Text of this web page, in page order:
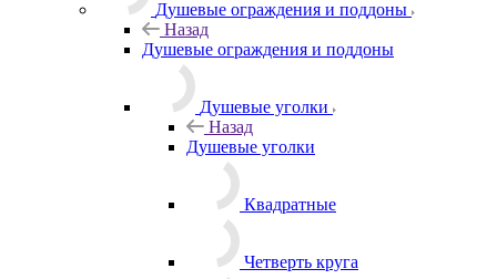
Душевые ограждения и поддоны
Назад
Душевые ограждения и поддоны
Душевые уголки
Назад
Душевые уголки
Квадратные
Четверть круга